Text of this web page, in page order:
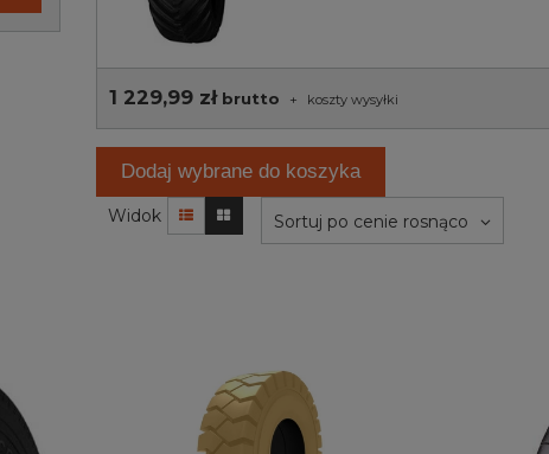
1 229,99 złbrutto + koszty wysyłki
Dodaj wybrane do koszyka
Widok Sortuj po cenie rosnąco